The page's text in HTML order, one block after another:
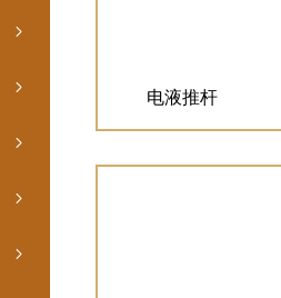
电液推杆